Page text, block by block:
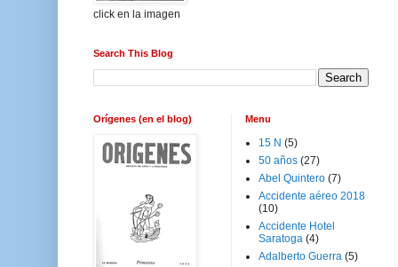
click en la imagen
Search This Blog
Orígenes (en el blog) Menu
15 N (5)
50 años (27)
Abel Quintero (7)
Accidente aéreo 2018
(10)
Accidente Hotel
Saratoga (4)
Adalberto Guerra (5)